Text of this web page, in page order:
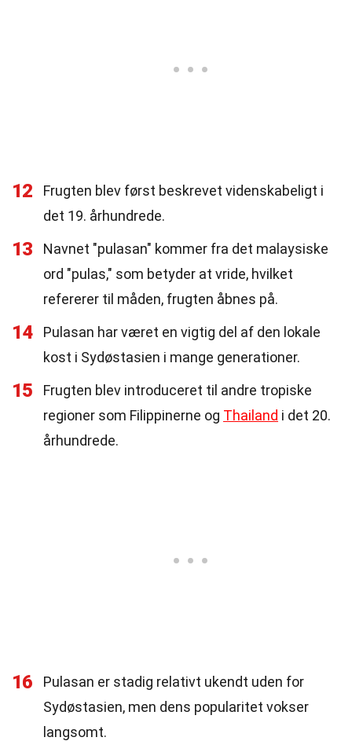
12
Frugten blev først beskrevet videnskabeligt i
det 19. århundrede.
13
Navnet "pulasan" kommer fra det malaysiske
ord "pulas," som betyder at vride, hvilket
refererer til måden, frugten åbnes på.
14
Pulasan har været en vigtig del af den lokale
kost i Sydøstasien i mange generationer.
15
Frugten blev introduceret til andre tropiske
regioner som Filippinerne og Thailand i det 20.
århundrede.
16
Pulasan er stadig relativt ukendt uden for
Sydøstasien, men dens popularitet vokser
langsomt.